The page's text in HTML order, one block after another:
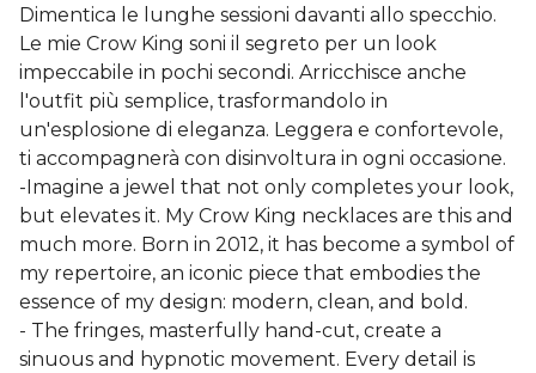
Dimentica le lunghe sessioni davanti allo specchio.
Le mie Crow King soni il segreto per un look
impeccabile in pochi secondi. Arricchisce anche
l'outfit più semplice, trasformandolo in
un'esplosione di eleganza. Leggera e confortevole,
ti accompagnerà con disinvoltura in ogni occasione.
-Imagine a jewel that not only completes your look,
but elevates it. My Crow King necklaces are this and
much more. Born in 2012, it has become a symbol of
my repertoire, an iconic piece that embodies the
essence of my design: modern, clean, and bold.
- The fringes, masterfully hand-cut, create a
sinuous and hypnotic movement. Every detail is